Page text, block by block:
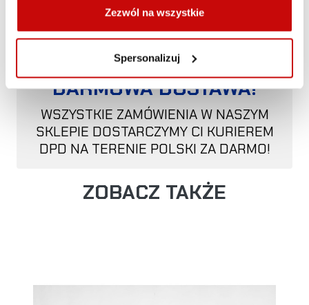
Zezwól na wszystkie
Spersonalizuj
podkładka + 1 nakrętka z teflonem. Nierdzewne.
DARMOWA DOSTAWA!
WSZYSTKIE ZAMÓWIENIA W NASZYM
SKLEPIE DOSTARCZYMY CI KURIEREM
DPD NA TERENIE POLSKI ZA DARMO!
ZOBACZ TAKŻE